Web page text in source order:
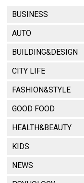
BUSINESS
AUTO
BUILDING&DESIGN
CITY LIFE
FASHION&STYLE
GOOD FOOD
HEALTH&BEAUTY
KIDS
NEWS